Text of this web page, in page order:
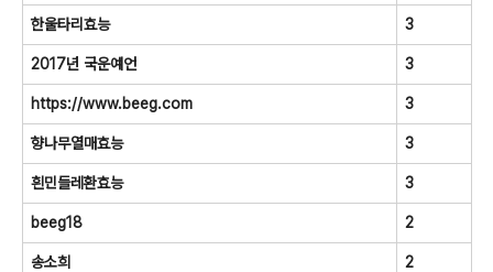
한울타리효능 3
2017년 국운예언 3
https://www.beeg.com 3
향나무열매효능 3
흰민들레환효능 3
beeg18 2
송소희 2